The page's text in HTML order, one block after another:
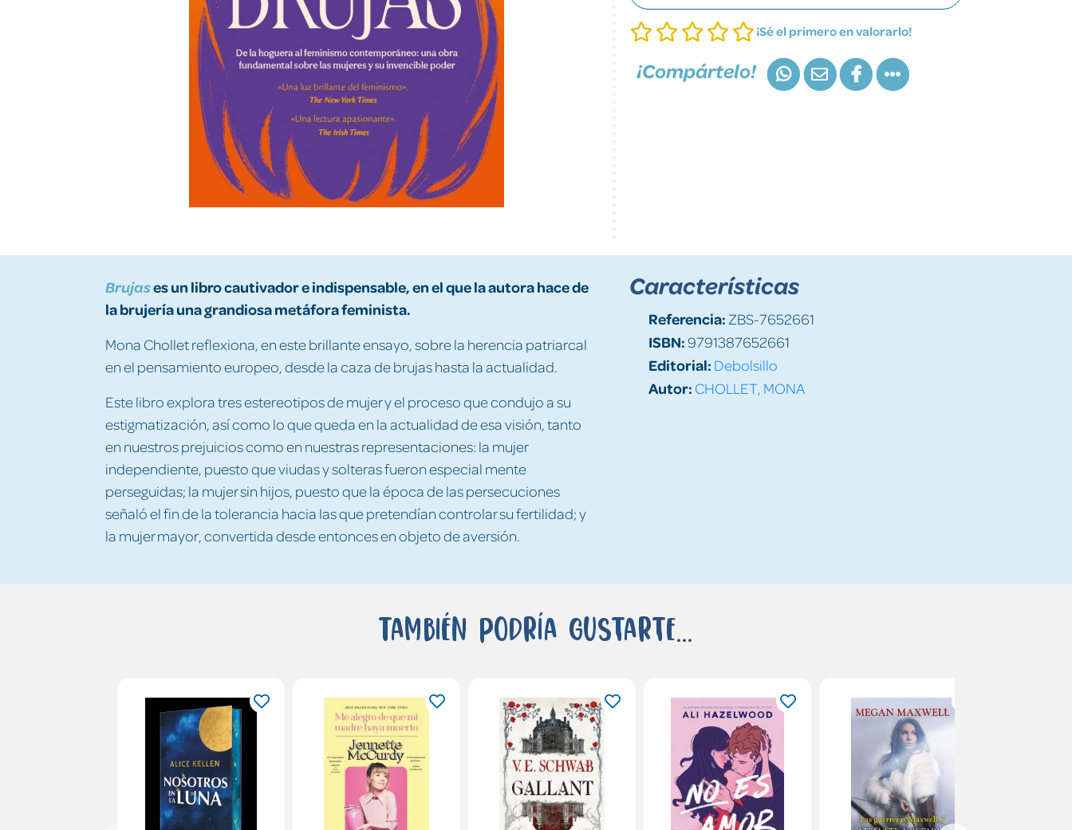
¡Sé el primero en valorarlo!
¡Compártelo!
Brujases un libro cautivador e indispensable, en el que la autora hace de
la brujería una grandiosa metáfora feminista.
Mona Chollet reflexiona, en este brillante ensayo, sobre la herencia patriarcal
en el pensamiento europeo, desde la caza de brujas hasta la actualidad.
Este libro explora tres estereotipos de mujer y el proceso que condujo a su
estigmatización, así como lo que queda en la actualidad de esa visión, tanto
en nuestros prejuicios como en nuestras representaciones: la mujer
independiente, puesto que viudas y solteras fueron especial mente
perseguidas; la mujer sin hijos, puesto que la época de las persecuciones
señaló el fin de la tolerancia hacia las que pretendían controlar su fertilidad; y
la mujer mayor, convertida desde entonces en objeto de aversión.
Características
Referencia: ZBS-7652661
ISBN:9791387652661
Editorial: Debolsillo
Autor: CHOLLET, MONA
También podría gustarte...